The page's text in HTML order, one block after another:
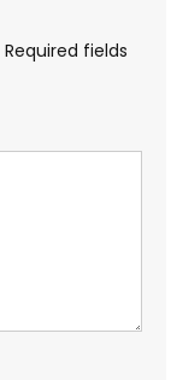
Required fields